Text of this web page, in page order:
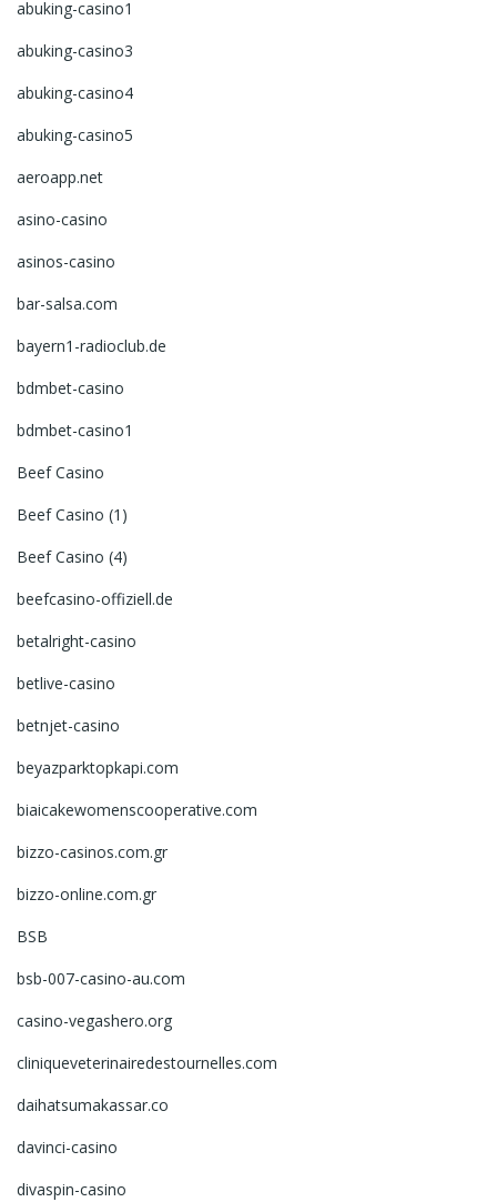
abuking-casino1
abuking-casino3
abuking-casino4
abuking-casino5
aeroapp.net
asino-casino
asinos-casino
bar-salsa.com
bayern1-radioclub.de
bdmbet-casino
bdmbet-casino1
Beef Casino
Beef Casino (1)
Beef Casino (4)
beefcasino-offiziell.de
betalright-casino
betlive-casino
betnjet-casino
beyazparktopkapi.com
biaicakewomenscooperative.com
bizzo-casinos.com.gr
bizzo-online.com.gr
BSB
bsb-007-casino-au.com
casino-vegashero.org
cliniqueveterinairedestournelles.com
daihatsumakassar.co
davinci-casino
divaspin-casino